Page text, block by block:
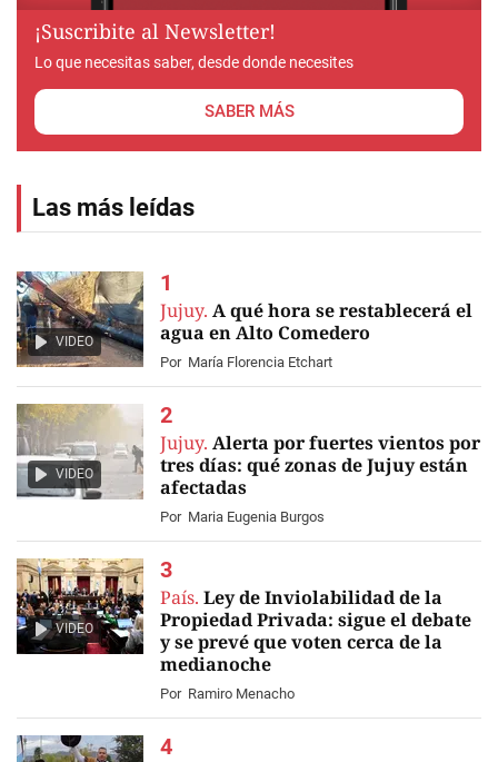
¡Suscribite al Newsletter!
Lo que necesitas saber, desde donde necesites
SABER MÁS
Las más leídas
VIDEO
Jujuy. A qué hora se restablecerá el
agua en Alto Comedero
Por María Florencia Etchart
VIDEO
Jujuy. Alerta por fuertes vientos por
tres días: qué zonas de Jujuy están
afectadas
Por Maria Eugenia Burgos
VIDEO
País. Ley de Inviolabilidad de la
Propiedad Privada: sigue el debate
y se prevé que voten cerca de la
medianoche
Por Ramiro Menacho